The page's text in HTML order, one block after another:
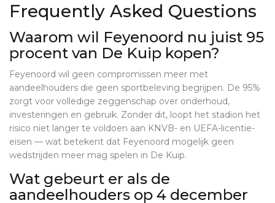
Frequently Asked Questions
Waarom wil Feyenoord nu juist 95
procent van De Kuip kopen?
Feyenoord wil geen compromissen meer met
aandeelhouders die geen sportbeleving begrijpen. De 95%
zorgt voor volledige zeggenschap over onderhoud,
investeringen en gebruik. Zonder dit, loopt het stadion het
risico niet langer te voldoen aan KNVB- en UEFA-licentie-
eisen — wat betekent dat Feyenoord mogelijk geen
wedstrijden meer mag spelen in De Kuip.
Wat gebeurt er als de
aandeelhouders op 4 december